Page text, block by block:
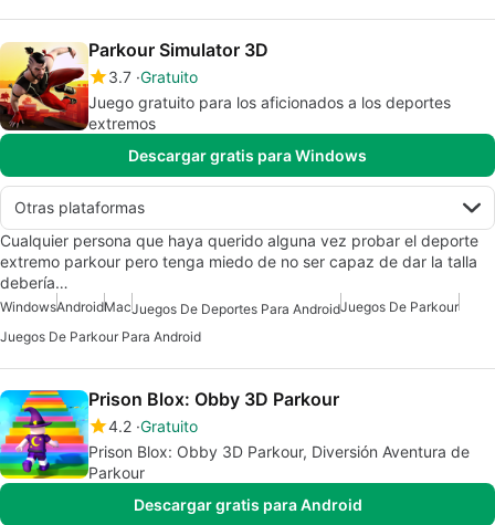
Parkour Simulator 3D
3.7 Gratuito
Juego gratuito para los aficionados a los deportes
extremos
Descargar gratis para Windows
Otras plataformas
Cualquier persona que haya querido alguna vez probar el deporte
extremo parkour pero tenga miedo de no ser capaz de dar la talla
debería…
WindowsAndroidMacJuegos De Deportes Para AndroidJuegos De Parkour
Juegos De Parkour Para Android
Prison Blox: Obby 3D Parkour
4.2 Gratuito
Prison Blox: Obby 3D Parkour, Diversión Aventura de
Parkour
Descargar gratis para Android